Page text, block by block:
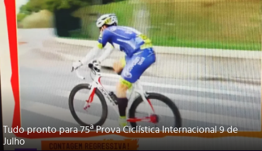
Tudo pronto para 75ª Prova Ciclística Internacional 9 de
Julho